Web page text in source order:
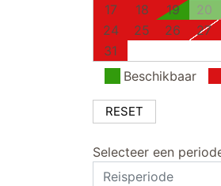
17
18 19 20
24
25 26 27
31
Beschikbaar
RESET
Selecteer een